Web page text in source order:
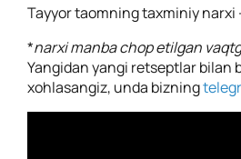
Tayyor taomning taxminiy narxi
*narxi manba chop etilgan
Yangidan yangi retseptlar bilan
xohlasangiz, unda bizning